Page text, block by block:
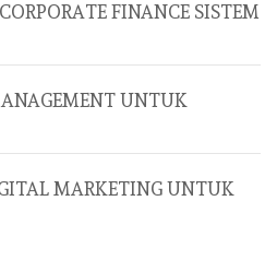
FINANCE SISTEM
UNTUK
MARKETING UNTUK